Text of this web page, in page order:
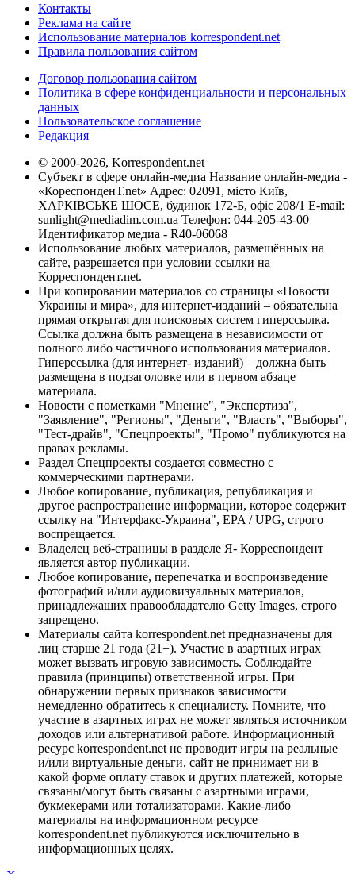
Контакты
Реклама на сайте
Использование материалов korrespondent.net
Правила пользования сайтом
Договор пользования сайтом
Политика в сфере конфиденциальности и персональных
данных
Пользовательское соглашение
Редакция
© 2000-2026, Korrespondent.net
Субъект в сфере онлайн-медиа Название онлайн-медиа -
«КореспонденТ.net» Адрес: 02091, місто Київ,
ХАРКІВСЬКЕ ШОСЕ, будинок 172-Б, офіс 208/1 E-mail:
sunlight@mediadim.com.ua Телефон: 044-205-43-00
Идентификатор медиа - R40-06068
Использование любых материалов, размещённых на
сайте, разрешается при условии ссылки на
Корреспондент.net.
При копировании материалов со страницы «Новости
Украины и мира», для интернет-изданий – обязательна
прямая открытая для поисковых систем гиперссылка.
Ссылка должна быть размещена в независимости от
полного либо частичного использования материалов.
Гиперссылка (для интернет- изданий) – должна быть
размещена в подзаголовке или в первом абзаце
материала.
Новости с пометками "Мнение", "Экспертиза",
"Заявление", "Регионы", "Деньги", "Власть", "Выборы",
"Тест-драйв", "Спецпроекты", "Промо" публикуются на
правах рекламы.
Раздел Спецпроекты создается совместно с
коммерческими партнерами.
Любое копирование, публикация, републикация и
другое распространение информации, которое содержит
ссылку на "Интерфакс-Украина", EPA / UPG, строго
воспрещается.
Владелец веб-страницы в разделе Я- Корреспондент
является автор публикации.
Любое копирование, перепечатка и воспроизведение
фотографий и/или аудиовизуальных материалов,
принадлежащих правообладателю Getty Images, строго
запрещено.
Материалы сайта korrespondent.net предназначены для
лиц старше 21 года (21+). Участие в азартных играх
может вызвать игровую зависимость. Соблюдайте
правила (принципы) ответственной игры. При
обнаружении первых признаков зависимости
немедленно обратитесь к специалисту. Помните, что
участие в азартных играх не может являться источником
доходов или альтернативой работе. Информационный
ресурс korrespondent.net не проводит игры на реальные
и/или виртуальные деньги, сайт не принимает ни в
какой форме оплату ставок и других платежей, которые
связаны/могут быть связаны с азартными играми,
букмекерами или тотализаторами. Какие-либо
материалы на информационном ресурсе
korrespondent.net публикуются исключительно в
информационных целях.